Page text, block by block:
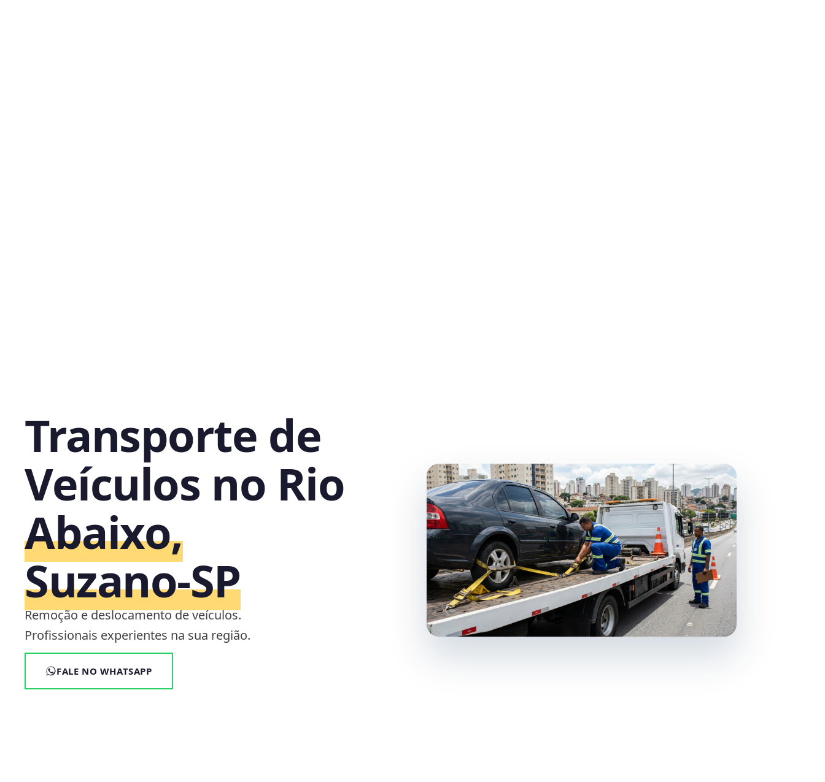
Transporte de
Veículos no Rio
Abaixo,
Suzano‑SP
Remoção e deslocamento de veículos.
Profissionais experientes na sua região.
FALE NO WHATSAPP